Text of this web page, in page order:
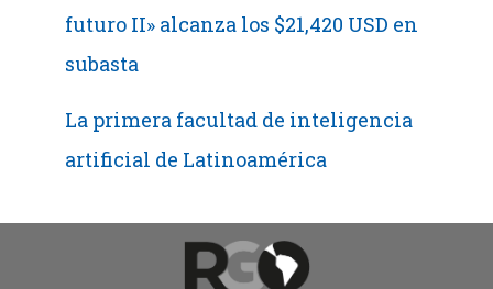
futuro II» alcanza los $21,420 USD en
subasta
La primera facultad de inteligencia
artificial de Latinoamérica